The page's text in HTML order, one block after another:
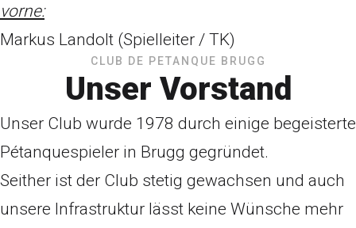
vorne:
Markus Landolt (Spielleiter / TK)
CLUB DE PETANQUE BRUGG
Unser Vorstand
Unser Club wurde 1978 durch einige begeisterte
Pétanquespieler in Brugg gegründet.
Seither ist der Club stetig gewachsen und auch
unsere Infrastruktur lässt keine Wünsche mehr